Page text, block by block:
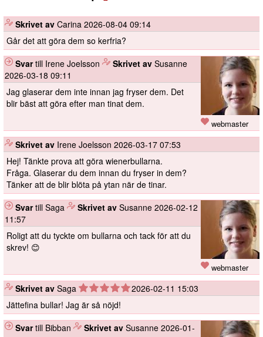
Skrivet av Carina 2026-08-04 09:14
Går det att göra dem so kerfria?
webmaster
Svartill Irene Joelsson Skrivet av Susanne
2026-03-18 09:11
Jag glaserar dem inte innan jag fryser dem. Det
blir bäst att göra efter man tinat dem.
Skrivet av Irene Joelsson 2026-03-17 07:53
Hej! Tänkte prova att göra wienerbullarna.
Fråga. Glaserar du dem innan du fryser in dem?
Tänker att de blir blöta på ytan när de tinar.
webmaster
Svartill Saga Skrivet av Susanne 2026-02-12
11:57
Roligt att du tyckte om bullarna och tack för att du
skrev! 😊
Skrivet av Saga
2026-02-11 15:03
Jättefina bullar! Jag är så nöjd!
Svartill Bibban Skrivet av Susanne 2026-01-